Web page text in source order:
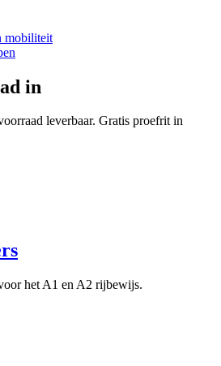
mobiliteit
in
leverbaar. Gratis proefrit in
het A1 en A2 rijbewijs.